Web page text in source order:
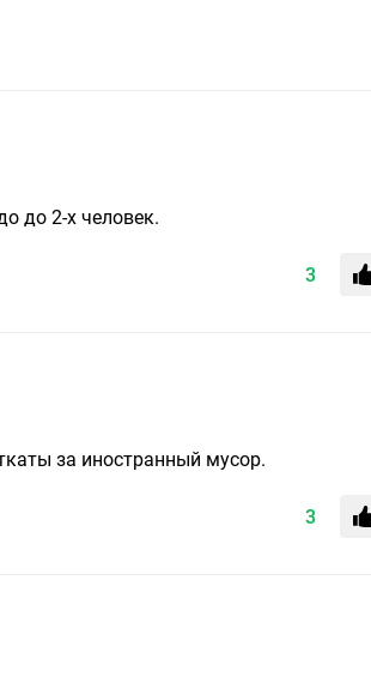
до 2-х человек.
3
за иностранный мусор.
3